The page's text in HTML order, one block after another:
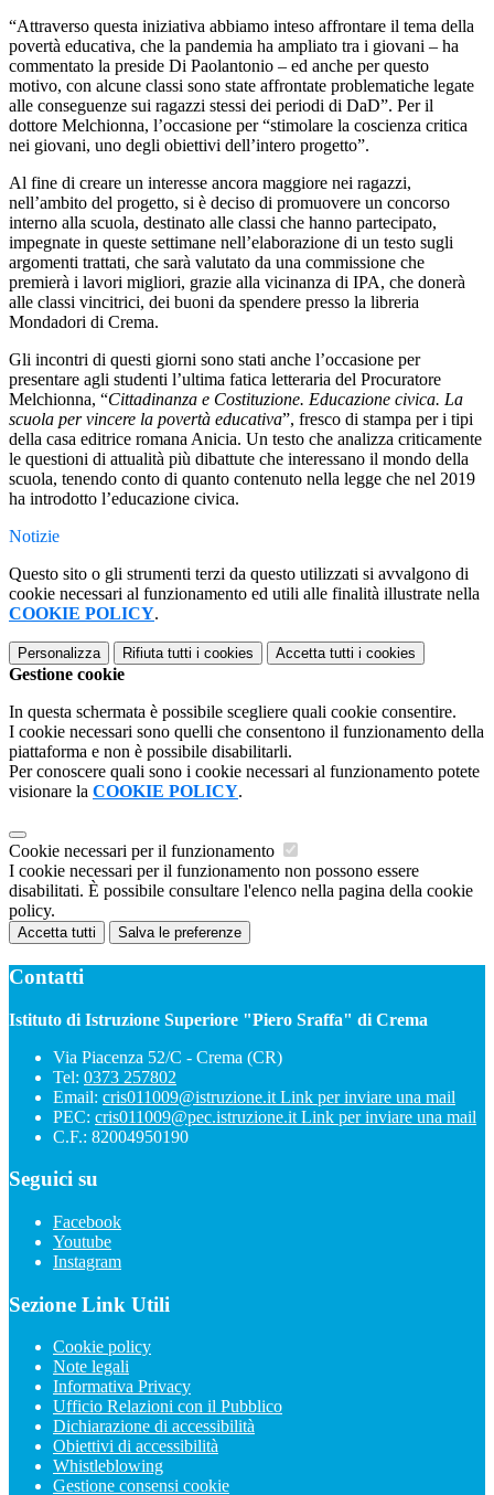
“Attraverso questa iniziativa abbiamo inteso affrontare il tema della
povertà educativa, che la pandemia ha ampliato tra i giovani – ha
commentato la preside Di Paolantonio – ed anche per questo
motivo, con alcune classi sono state affrontate problematiche legate
alle conseguenze sui ragazzi stessi dei periodi di DaD”. Per il
dottore Melchionna, l’occasione per “stimolare la coscienza critica
nei giovani, uno degli obiettivi dell’intero progetto”.
Al fine di creare un interesse ancora maggiore nei ragazzi,
nell’ambito del progetto, si è deciso di promuovere un concorso
interno alla scuola, destinato alle classi che hanno partecipato,
impegnate in queste settimane nell’elaborazione di un testo sugli
argomenti trattati, che sarà valutato da una commissione che
premierà i lavori migliori, grazie alla vicinanza di IPA, che donerà
alle classi vincitrici, dei buoni da spendere presso la libreria
Mondadori di Crema.
Gli incontri di questi giorni sono stati anche l’occasione per
presentare agli studenti l’ultima fatica letteraria del Procuratore
Melchionna, “Cittadinanza e Costituzione. Educazione civica. La
scuola per vincere la povertà educativa”, fresco di stampa per i tipi
della casa editrice romana Anicia. Un testo che analizza criticamente
le questioni di attualità più dibattute che interessano il mondo della
scuola, tenendo conto di quanto contenuto nella legge che nel 2019
ha introdotto l’educazione civica.
Notizie
Questo sito o gli strumenti terzi da questo utilizzati si avvalgono di
cookie necessari al funzionamento ed utili alle finalità illustrate nella
COOKIE POLICY.
Personalizza Rifiuta tutti i cookies Accetta tutti i cookies
Gestione cookie
In questa schermata è possibile scegliere quali cookie consentire.
I cookie necessari sono quelli che consentono il funzionamento della
piattaforma e non è possibile disabilitarli.
Per conoscere quali sono i cookie necessari al funzionamento potete
visionare la COOKIE POLICY.
Cookie necessari per il funzionamento
I cookie necessari per il funzionamento non possono essere
disabilitati. È possibile consultare l'elenco nella pagina della cookie
policy.
Accetta tutti Salva le preferenze
Contatti
Istituto di Istruzione Superiore "Piero Sraffa" di Crema
Via Piacenza 52/C - Crema (CR)
Tel: 0373 257802
Email: cris011009@istruzione.it Link per inviare una mail
PEC: cris011009@pec.istruzione.it Link per inviare una mail
C.F.: 82004950190
Seguici su
Facebook
Youtube
Instagram
Sezione Link Utili
Cookie policy
Note legali
Informativa Privacy
Ufficio Relazioni con il Pubblico
Dichiarazione di accessibilità
Obiettivi di accessibilità
Whistleblowing
Gestione consensi cookie